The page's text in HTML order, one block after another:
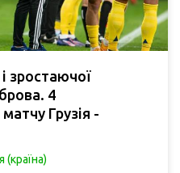
зростаючої
4
Грузія -
(країна)